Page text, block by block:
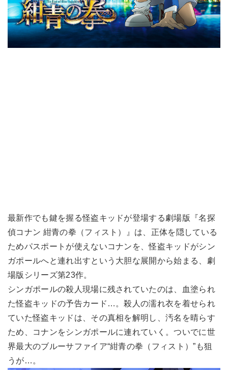
最新作でも鍵を握る怪盗キッドが登場する劇場版『名探
偵コナン 紺青の拳（フィスト）』は、正体を隠している
ためパスポートが使えないコナンを、怪盗キッドがシン
ガポールへと連れ出すという大胆な展開から始まる、劇
場版シリーズ第23作。
シンガポールの殺人現場に残されていたのは、血塗られ
た怪盗キッドの予告カード…。殺人の濡れ衣を着せられ
ていた怪盗キッドは、その真相を解明し、汚名を晴らす
ため、コナンをシンガポールに連れていく。ついでに世
界最大のブルーサファイア“紺青の拳（フィスト）”も狙
うが…。